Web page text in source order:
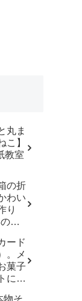
丸ま
こ】
教室
の折
わい
り
お
ード
。メ
菓子
に。
物そ